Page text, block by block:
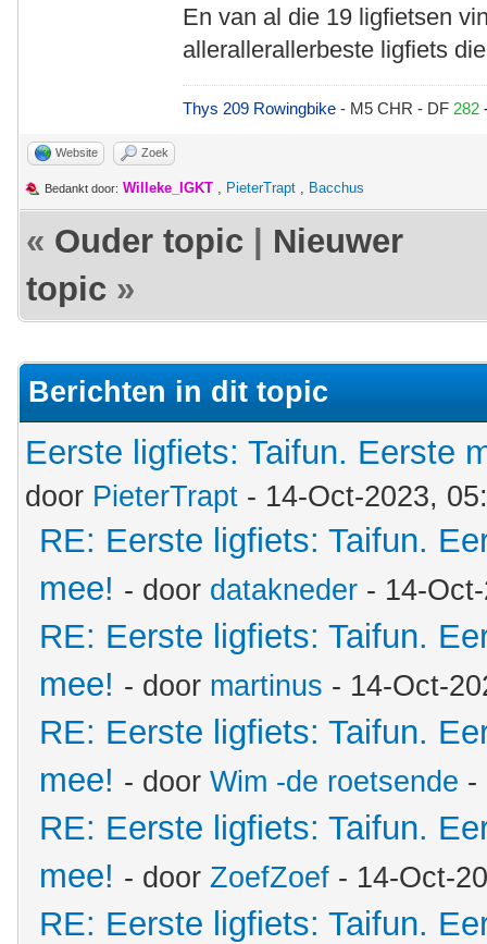
En van al die 19 ligfietsen
allerallerallerbeste ligfiets
Thys 209 Rowingbike- M5 CHR - DF 282
Website Zoek
Bedankt door: Willeke_IGKT , PieterTrapt , Bacchus
« Ouder topic
Nieuwer
topic »
Berichten in dit topic
Eerste ligfiets: Taifun. Eerste
door PieterTrapt - 14-Oct-2023,
RE: Eerste ligfiets: Taifun.
mee! - door datakneder - 14-
RE: Eerste ligfiets: Taifun.
mee! - door martinus - 14-Oct-
RE: Eerste ligfiets: Taifun.
mee! - door Wim -de roetsende -
RE: Eerste ligfiets: Taifun.
mee! - door ZoefZoef - 14-Oct-
RE: Eerste ligfiets: Taifun.